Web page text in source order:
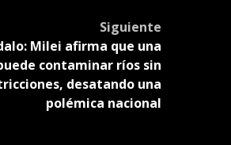
Siguiente
Milei afirma que una
contaminar ríos sin
desatando una
polémica nacional